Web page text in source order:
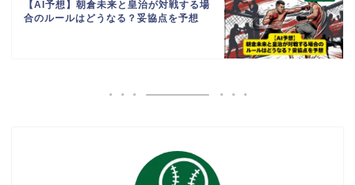
【AI予想】朝倉未来と皇治が対戦する場
合のルールはどうなる？妥協点を予想